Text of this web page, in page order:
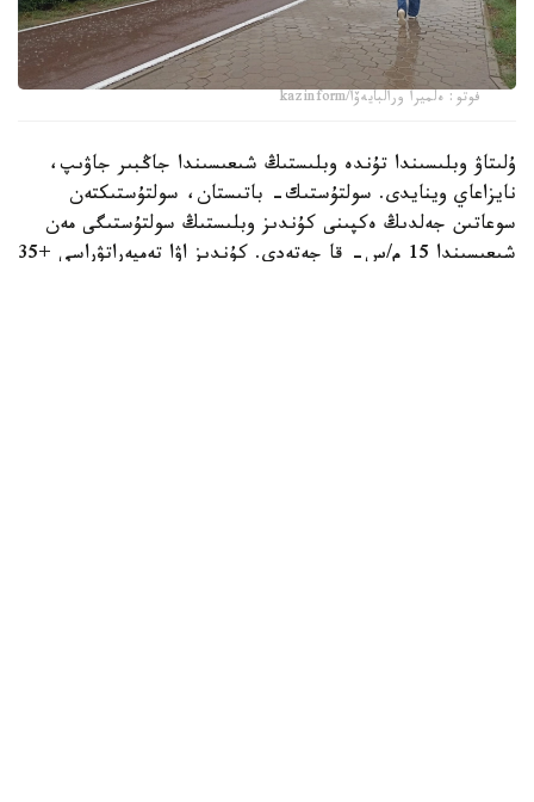
فوتو: ەلميرا ورالبايەۆا/kazinform
ۇلىتاۋ وبلىسىندا تۇندە وبلىستىڭ شىعىسىندا جاڭبىر جاۋىپ،
نايزاعاي وينايدى. سولتۇستىك- باتىستان، سولتۇستىكتەن
سوعاتىن جەلدىڭ ەكپىنى كۇندىز وبلىستىڭ سولتۇستىگى مەن
شىعىسىندا 15 م/س- قا جەتەدى. كۇندىز اۋا تەمپەراتۋراسى +35